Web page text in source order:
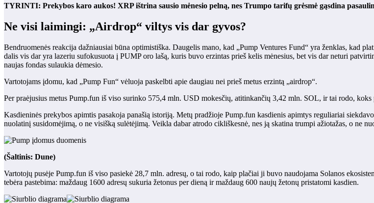
TYRINTI: Prekybos karo aukos! XRP ištrina sausio mėnesio pelną, nes Trumpo tarifų grėsmė gąsdina
Ne visi laimingi: „Airdrop“ viltys vis dar gyvos?
Bendruomenės reakcija dažniausiai būna optimistiška. Daugelis mano, kad „Pump Ventures Fund“ yra ženklas, kad
dalis vis dar yra lazeriu sufokusuota į PUMP oro lašą, kuris buvo erzintas prieš kelis mėnesius, bet vis dar neturi
naujas fondas sulaukia dėmesio.
Vartotojams įdomu, kad „Pump Fun“ vėluoja paskelbti apie daugiau nei prieš metus erzintą „airdrop“.
Per praėjusius metus Pump.fun iš viso surinko 575,4 mln. USD mokesčių, atitinkančių 3,42 mln. SOL, ir tai rodo,
Kasdieninės prekybos apimtis pasakoja panašią istoriją. Metų pradžioje Pump.fun kasdienis apimtys reguliariai
nuolatinį susidomėjimą, o ne visišką sulėtėjimą. Veikla dabar atrodo cikliškesnė, nes ją skatina trumpi ažiotažas, o ne
(Šaltinis: Dune)
Vartotojų pusėje Pump.fun iš viso pasiekė 28,7 mln. adresų, o tai rodo, kaip plačiai ji buvo naudojama Solanos
tebėra pastebima: maždaug 1600 adresų sukuria žetonus per dieną ir maždaug 600 naujų žetonų pristatomi kasdien.